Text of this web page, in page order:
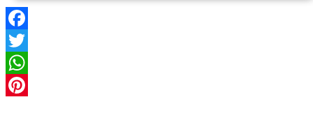
Facebook
Twitter
WhatsApp